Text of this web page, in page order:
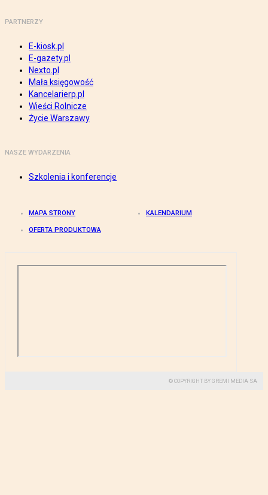
PARTNERZY
E-kiosk.pl
E-gazety.pl
Nexto.pl
Mała księgowość
Kancelarierp.pl
Wieści Rolnicze
Życie Warszawy
NASZE WYDARZENIA
Szkolenia i konferencje
MAPA STRONY KALENDARIUM
OFERTA PRODUKTOWA
© COPYRIGHT BY GREMI MEDIA SA